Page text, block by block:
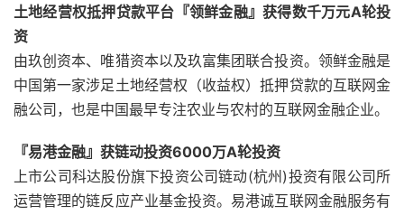
土地经营权抵押贷款平台『领鲜金融』获得数千万元A轮投
资
由玖创资本、唯猎资本以及玖富集团联合投资。领鲜金融是
中国第一家涉足土地经营权（收益权）抵押贷款的互联网金
融公司，也是中国最早专注农业与农村的互联网金融企业。
『易港金融』获链动投资6000万A轮投资
上市公司科达股份旗下投资公司链动(杭州)投资有限公司所
运营管理的链反应产业基金投资。易港诚互联网金融服务有